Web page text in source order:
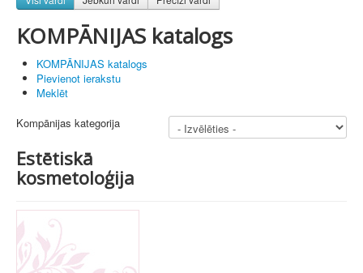
KOMPĀNIJAS katalogs
KOMPĀNIJAS katalogs
Pievienot ierakstu
Meklēt
Kompānijas kategorija
Estētiskā
kosmetoloģija